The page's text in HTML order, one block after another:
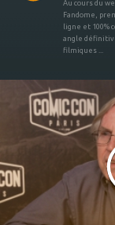
Au cours du
Fandome,
ligne et 100%
angle
filmiques ...